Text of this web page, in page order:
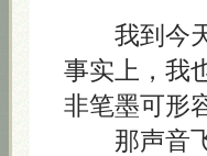
我到今天
事实上，我
非笔墨可形
那声音飞